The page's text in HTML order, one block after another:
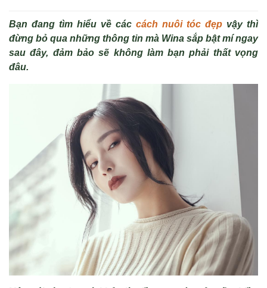
Bạn đang tìm hiểu về các cách nuôi tóc đẹp vậy thì
đừng bỏ qua những thông tin mà Wina sắp bật mí ngay
sau đây, đảm bảo sẽ không làm bạn phải thất vọng
đâu.